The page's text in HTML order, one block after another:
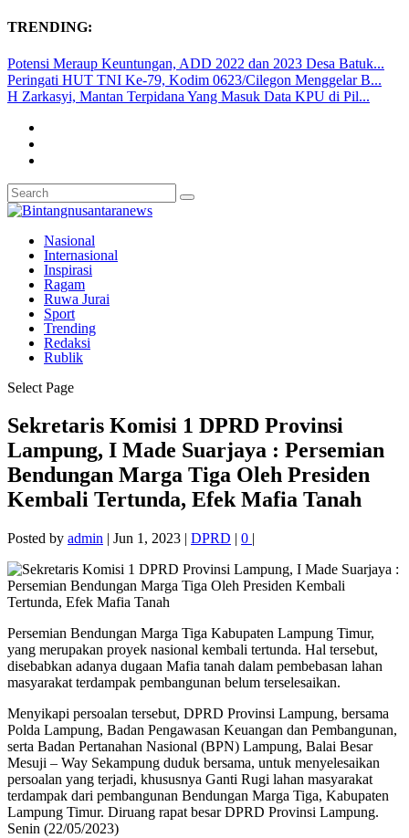
TRENDING:
Potensi Meraup Keuntungan, ADD 2022 dan 2023 Desa Batuk...
Peringati HUT TNI Ke-79, Kodim 0623/Cilegon Menggelar B...
H Zarkasyi, Mantan Terpidana Yang Masuk Data KPU di Pil...
Nasional
Internasional
Inspirasi
Ragam
Ruwa Jurai
Sport
Trending
Redaksi
Rublik
Select Page
Sekretaris Komisi 1 DPRD Provinsi
Lampung, I Made Suarjaya : Persemian
Bendungan Marga Tiga Oleh Presiden
Kembali Tertunda, Efek Mafia Tanah
Posted by admin | Jun 1, 2023 | DPRD | 0 |
Persemian Bendungan Marga Tiga Kabupaten Lampung Timur,
yang merupakan proyek nasional kembali tertunda. Hal tersebut,
disebabkan adanya dugaan Mafia tanah dalam pembebasan lahan
masyarakat terdampak pembangunan belum terselesaikan.
Menyikapi persoalan tersebut, DPRD Provinsi Lampung, bersama
Polda Lampung, Badan Pengawasan Keuangan dan Pembangunan,
serta Badan Pertanahan Nasional (BPN) Lampung, Balai Besar
Mesuji – Way Sekampung duduk bersama, untuk menyelesaikan
persoalan yang terjadi, khususnya Ganti Rugi lahan masyarakat
terdampak dari pembangunan Bendungan Marga Tiga, Kabupaten
Lampung Timur. Diruang rapat besar DPRD Provinsi Lampung.
Senin (22/05/2023)